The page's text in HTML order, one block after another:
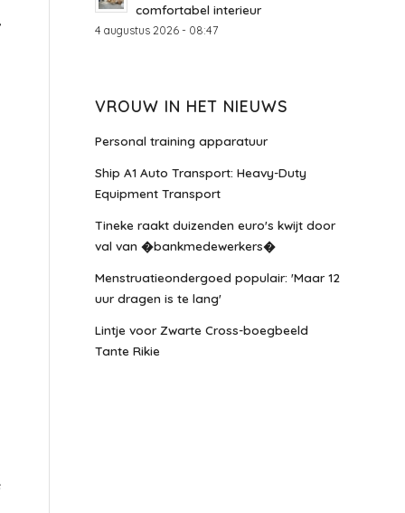
comfortabel interieur
4 augustus 2026 - 08:47
VROUW IN HET NIEUWS
Personal training apparatuur
Ship A1 Auto Transport: Heavy-Duty
Equipment Transport
Tineke raakt duizenden euro's kwijt door
val van �bankmedewerkers�
Menstruatieondergoed populair: 'Maar 12
uur dragen is te lang'
Lintje voor Zwarte Cross-boegbeeld
Tante Rikie